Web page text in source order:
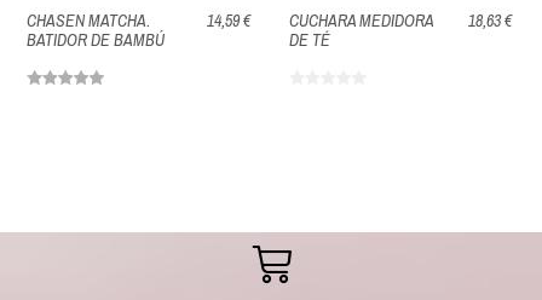
CHASEN MATCHA.
BATIDOR DE BAMBÚ
14,59 €
CUCHARA MEDIDORA
DE TÉ
18,63 €